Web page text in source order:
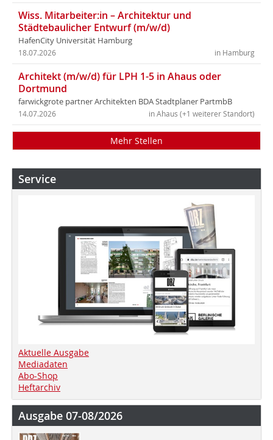
Wiss. Mitarbeiter:in – Architektur und
Städtebaulicher Entwurf (m/w/d)
HafenCity Universität Hamburg
in Hamburg
18.07.2026
Architekt (m/w/d) für LPH 1-5 in Ahaus oder
Dortmund
farwickgrote partner Architekten BDA Stadtplaner PartmbB
in Ahaus (+1 weiterer Standort)
14.07.2026
Mehr Stellen
Service
Aktuelle Ausgabe
Mediadaten
Abo-Shop
Heftarchiv
Ausgabe 07-08/2026